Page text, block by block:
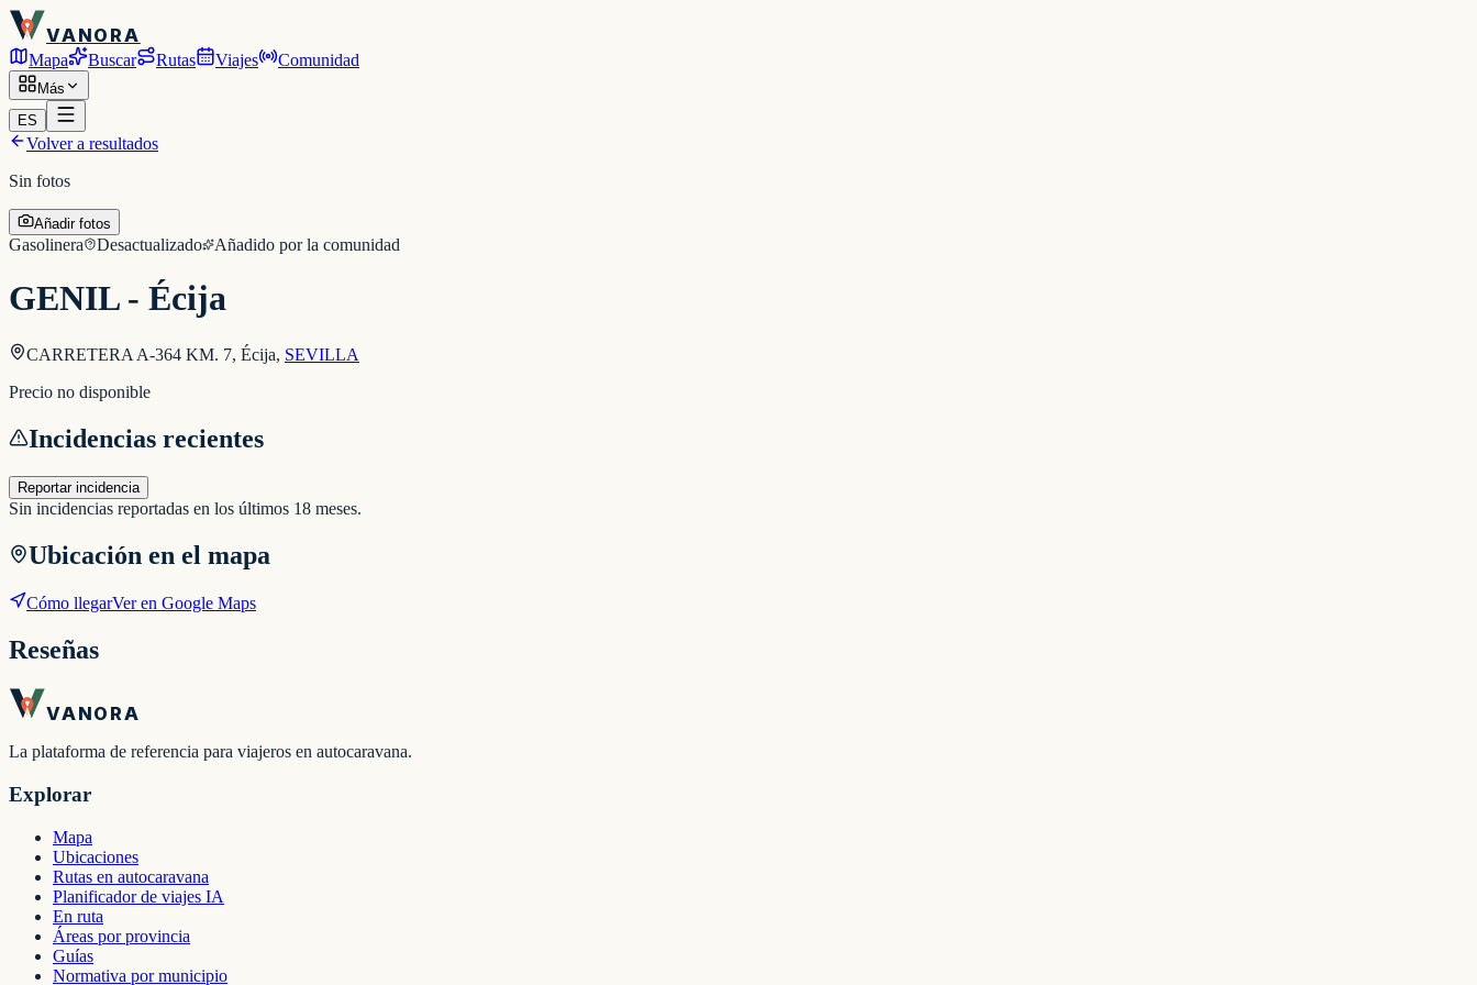
VANORA
Mapa Buscar Rutas Viajes Comunidad
Más
ES
Volver a resultados
Sin fotos
Añadir fotos
Gasolinera Desactualizado Añadido por la comunidad
GENIL - Écija
CARRETERA A-364 KM. 7, Écija, SEVILLA
Precio no disponible
Incidencias recientes
Reportar incidencia
Sin incidencias reportadas en los últimos 18 meses.
Ubicación en el mapa
Cómo llegarVer en Google Maps
Reseñas
VANORA
La plataforma de referencia para viajeros en autocaravana.
Explorar
Mapa
Ubicaciones
Rutas en autocaravana
Planificador de viajes IA
En ruta
Áreas por provincia
Guías
Normativa por municipio